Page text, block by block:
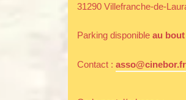
31290 Villefranche-de-
Parking disponible au bout
Contact : asso@cinebor.fr